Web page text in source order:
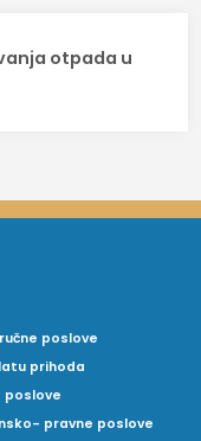
otpada u
poslove
prihoda
poslove
pravne poslove